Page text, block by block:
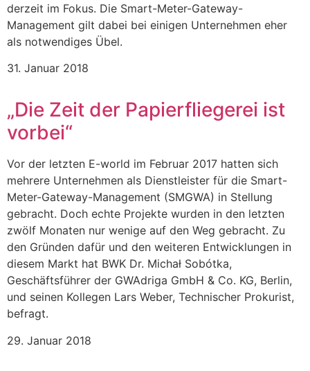
derzeit im Fokus. Die Smart-Meter-Gateway-
Management gilt dabei bei einigen Unternehmen eher
als notwendiges Übel.
31. Januar 2018
„Die Zeit der Papierfliegerei ist
vorbei“
Vor der letzten E-world im Februar 2017 hatten sich
mehrere Unternehmen als Dienstleister für die Smart-
Meter-Gateway-Management (SMGWA) in Stellung
gebracht. Doch echte Projekte wurden in den letzten
zwölf Monaten nur wenige auf den Weg gebracht. Zu
den Gründen dafür und den weiteren Entwicklungen in
diesem Markt hat BWK Dr. Michał Sobótka,
Geschäftsführer der GWAdriga GmbH & Co. KG, Berlin,
und seinen Kollegen Lars Weber, Technischer Prokurist,
befragt.
29. Januar 2018